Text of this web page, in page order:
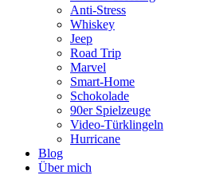
Anti-Stress
Whiskey
Jeep
Road Trip
Marvel
Smart-Home
Schokolade
90er Spielzeuge
Video-Türklingeln
Hurricane
Blog
Über mich